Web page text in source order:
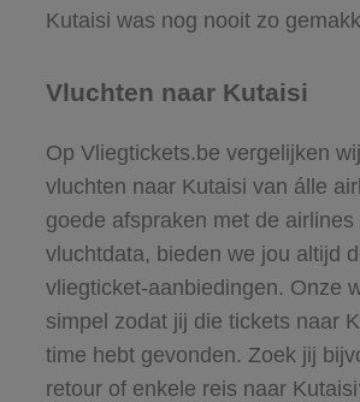
Kutaisi was nog nooit zo
Vluchten naar Kutaisi
Op Vliegtickets.be vergelijken
vluchten naar Kutaisi van álle
goede afspraken met de airlines
vluchtdata, bieden we jou altijd
vliegticket-aanbiedingen. Onze
simpel zodat jij die tickets naar
time hebt gevonden. Zoek jij
retour of enkele reis naar